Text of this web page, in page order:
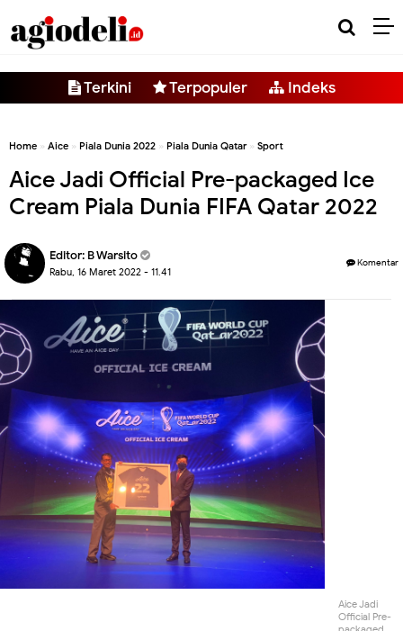
Terkini Terpopuler Indeks
Home » Aice » Piala Dunia 2022 » Piala Dunia Qatar» Sport
Aice Jadi Official Pre-packaged Ice
Cream Piala Dunia FIFA Qatar 2022
Editor: B Warsito
Rabu, 16 Maret 2022 - 11.41
Komentar
Aice Jadi
Official Pre-